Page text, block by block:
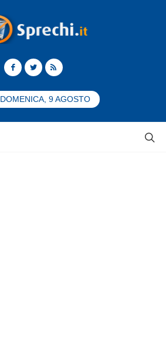
DOMENICA, 9 AGOSTO